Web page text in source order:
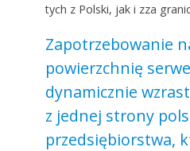
tych z Polski, jak i zza
Zapotrzebowanie
powierzchnię
dynamicznie
z jednej strony
przedsiębiorstwa,